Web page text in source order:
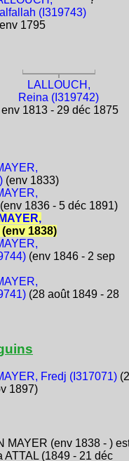
(I319743)
env 1795
LALLOUCH,
Reina (I319742)
env 1813 - 29 déc 1875
(env 1833)
1836 - 5 déc 1891)
1838)
(env 1846 - 2 sep
(28 août 1849 - 28
Fredj (I317071)
1897)
MAYER (env 1838 - )
ATTAL (1849 - 21 déc